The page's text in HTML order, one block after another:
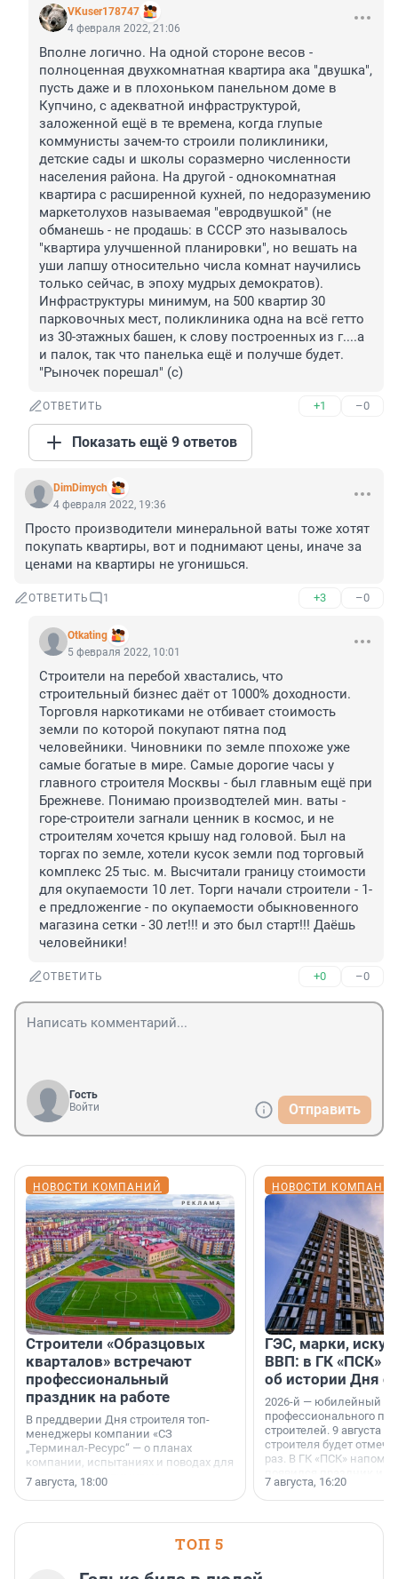
VKuser178747
4 февраля 2022, 21:06
Вполне логично. На одной стороне весов -
полноценная двухкомнатная квартира ака "двушка",
пусть даже и в плохоньком панельном доме в
Купчино, с адекватной инфраструктурой,
заложенной ещё в те времена, когда глупые
коммунисты зачем-то строили поликлиники,
детские сады и школы соразмерно численности
населения района. На другой - однокомнатная
квартира с расширенной кухней, по недоразумению
маркетолухов называемая "евродвушкой" (не
обманешь - не продашь: в СССР это называлось
"квартира улучшенной планировки", но вешать на
уши лапшу относительно числа комнат научились
только сейчас, в эпоху мудрых демократов).
Инфраструктуры минимум, на 500 квартир 30
парковочных мест, поликлиника одна на всё гетто
из 30-этажных башен, к слову построенных из г....а
и палок, так что панелька ещё и получше будет.
"Рыночек порешал" (с)
ОТВЕТИТЬ +1 –0
Показать ещё 9 ответов
DimDimych
4 февраля 2022, 19:36
Просто производители минеральной ваты тоже хотят
покупать квартиры, вот и поднимают цены, иначе за
ценами на квартиры не угонишься.
ОТВЕТИТЬ 1 +3 –0
Otkating
5 февраля 2022, 10:01
Строители на перебой хвастались, что
строительный бизнес даёт от 1000% доходности.
Торговля наркотиками не отбивает стоимость
земли по которой покупают пятна под
человейники. Чиновники по земле ппохоже уже
самые богатые в мире. Самые дорогие часы у
главного строителя Москвы - был главным ещё при
Брежневе. Понимаю производтелей мин. ваты -
горе-строители загнали ценник в космос, и не
строителям хочется крышу над головой. Был на
торгах по земле, хотели кусок земли под торговый
комплекс 25 тыс. м. Высчитали границу стоимости
для окупаемости 10 лет. Торги начали строители - 1-
е предложенгие - по окупаемости обыкновенного
магазина сетки - 30 лет!!! и это был старт!!! Даёшь
человейники!
ОТВЕТИТЬ +0 –0
Гость
Войти
Отправить
НОВОСТИ КОМПАНИЙ
Строители «Образцовых
кварталов» встречают
профессиональный
праздник на работе
В преддверии Дня строителя топ-
менеджеры компании «СЗ
„Терминал-Ресурс“ — о планах
компании, испытаниях и поводах для
осторожного оптимизма.
7 августа, 18:00
НОВОСТИ
ГЭС, марки,
ВВП: в ГК «ПСК»
об истории Дня
2026-й — юбилейный
профессионального
строителей. 9 августа
строителя будет
раз. В ГК «ПСК»
поменялась роль
7 августа, 16:20
ТОП 5